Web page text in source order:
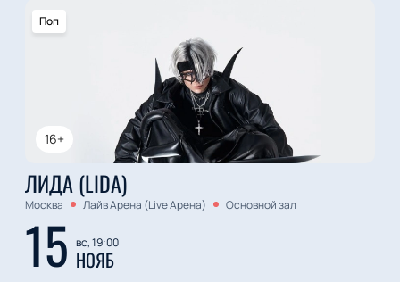
16+
Поп
ЛИДА (LIDA)
Москва Лайв Арена (Live Арена) Основной зал
15 вс, 19:00
НОЯБ